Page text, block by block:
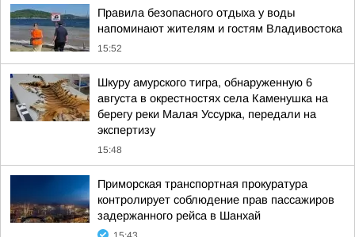
Правила безопасного отдыха у воды
напоминают жителям и гостям Владивостока
15:52
Шкуру амурского тигра, обнаруженную 6
августа в окрестностях села Каменушка на
берегу реки Малая Уссурка, передали на
экспертизу
15:48
Приморская транспортная прокуратура
контролирует соблюдение прав пассажиров
задержанного рейса в Шанхай